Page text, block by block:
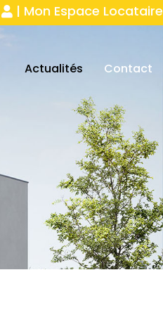
| Mon Espace Locataire
Actualités Contact